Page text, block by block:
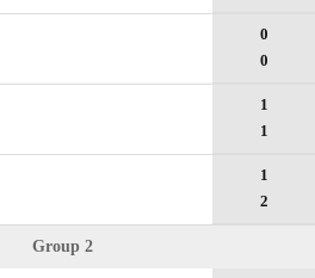
0
0
1
1
1
2
Group 2